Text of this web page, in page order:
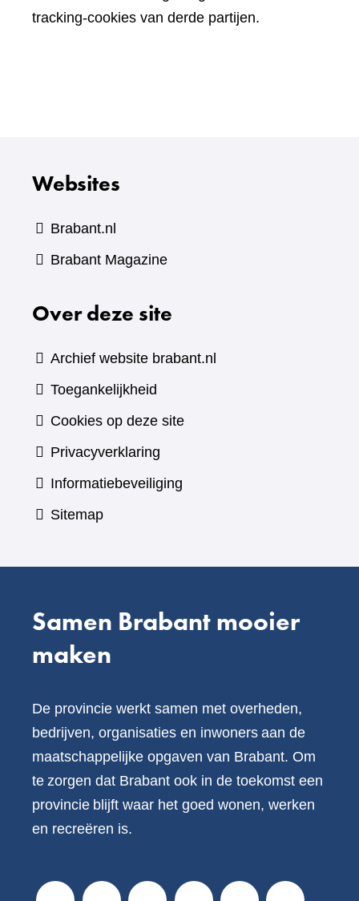
tracking-cookies van derde partijen.
Websites
Brabant.nl
Brabant Magazine(verwijst
een
website)
Over deze site
Archief website brabant.nl
Toegankelijkheid
Cookies op deze site
Privacyverklaring
Informatiebeveiliging
Sitemap
Samen Brabant mooier
maken
De provincie werkt samen met overheden,
bedrijven, organisaties en inwoners aan de
maatschappelijke opgaven van Brabant. Om
te zorgen dat Brabant ook in de toekomst een
provincie blijft waar het goed wonen, werken
en recreëren is.